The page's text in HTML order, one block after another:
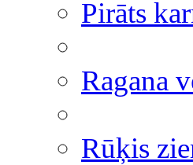
Pirāts
Ragana
Rūķis